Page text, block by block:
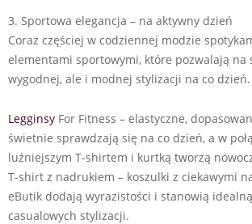
3. Sportowa elegancja – na aktywny dzień
Coraz częściej w codziennej modzie
elementami sportowymi, które pozwalają na
wygodnej, ale i modnej stylizacji na co dzień.
Legginsy For Fitness – elastyczne,
świetnie sprawdzają się na co dzień, a w
luźniejszym T-shirtem i kurtką tworzą
T-shirt z nadrukiem – koszulki z ciekawymi
eButik dodają wyrazistości i stanowią
casualowych stylizacji.